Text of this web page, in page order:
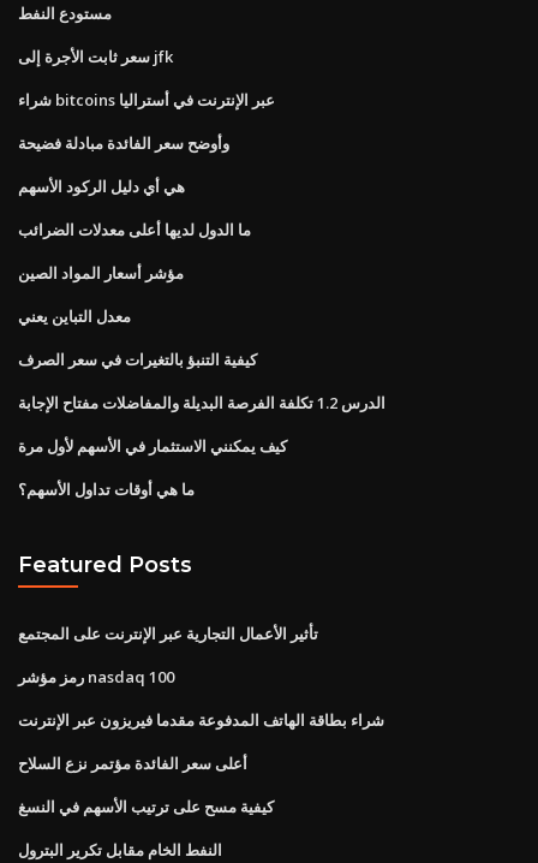
مستودع النفط
سعر ثابت الأجرة إلى jfk
شراء bitcoins عبر الإنترنت في أستراليا
وأوضح سعر الفائدة مبادلة فضيحة
هي أي دليل الركود الأسهم
ما الدول لديها أعلى معدلات الضرائب
مؤشر أسعار المواد الصين
معدل التباين يعني
كيفية التنبؤ بالتغيرات في سعر الصرف
الدرس 1.2 تكلفة الفرصة البديلة والمفاضلات مفتاح الإجابة
كيف يمكنني الاستثمار في الأسهم لأول مرة
ما هي أوقات تداول الأسهم؟
Featured Posts
تأثير الأعمال التجارية عبر الإنترنت على المجتمع
رمز مؤشر nasdaq 100
شراء بطاقة الهاتف المدفوعة مقدما فيريزون عبر الإنترنت
أعلى سعر الفائدة مؤتمر نزع السلاح
كيفية مسح على ترتيب الأسهم في النسغ
النفط الخام مقابل تكرير البترول